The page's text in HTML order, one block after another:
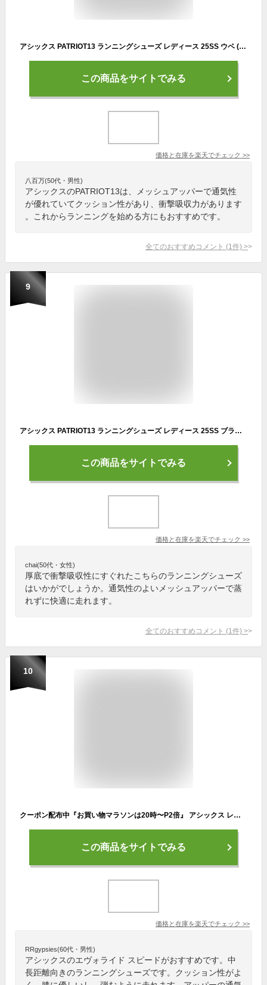
アシックス PATRIOT13 ランニングシューズ レディース 25SS ウベ (1012B312-502) asics パトリオット スニーカー 軽量 おすすめ 初心者
この商品をサイトでみる
価格と在庫を楽天でチェック >>
八百万(50代・男性)
アシックスのPATRIOT13は、メッシュアッパーで通気性
が優れていてクッション性があり、衝撃吸収力があります
。これからランニングを始める方にもおすすめです。
全てのおすすめコメント (1 件) >
9
アシックス PATRIOT13 ランニングシューズ レディース 25SS ブラック (1012B312-008) asics パトリオット スニーカー 軽量 おすすめ 初心者
この商品をサイトでみる
価格と在庫を楽天でチェック >>
chai(50代・女性)
厚底で衝撃吸収性にすぐれたこちらのランニングシューズ
はいかがでしょうか。通気性のよいメッシュアッパーで蒸
れずに快適に走れます。
全てのおすすめコメント (1 件) >
10
クーポン配布中『お買い物マラソンは20時〜P2倍』 アシックス レディース ランニングシューズ エヴォライド スピード (長距離 中距離 マラソン 駅伝 運動 スポーツ レース トレーニング asics 即日発送) 1012B432
この商品をサイトでみる
価格と在庫を楽天でチェック >>
RRgypsies(60代・男性)
アシックスのエヴォライド スピードがおすすめです。中
長距離向きのランニングシューズです。クッション性がよ